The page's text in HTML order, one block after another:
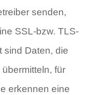
senden,
SSL-bzw. TLS-
sind Daten, die
für
erkennen eine